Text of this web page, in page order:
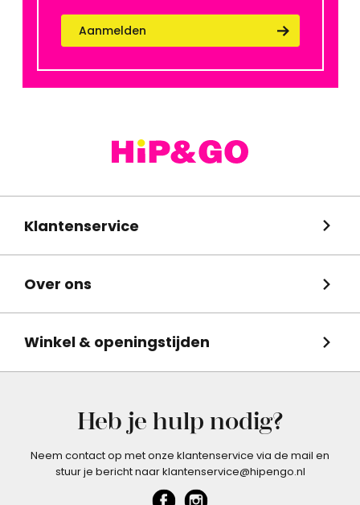
Aanmelden
Klantenservice
Over ons
Winkel & openingstijden
Heb je hulp nodig?
Neem contact op met onze klantenservice via de mail en
stuur je bericht naar klantenservice@hipengo.nl